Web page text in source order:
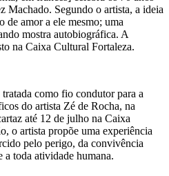
Machado. Segundo o artista, a ideia
de amor a ele mesmo; uma
mostra autobiográfica. A
na Caixa Cultural Fortaleza.
como fio condutor para a
do artista Zé de Rocha, na
até 12 de julho na Caixa
o artista propõe uma experiência
pelo perigo, da convivência
toda atividade humana.